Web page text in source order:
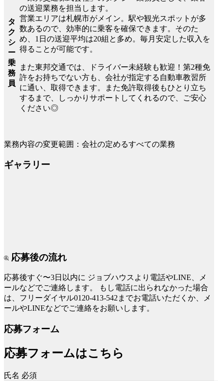
タ
ク
シ
ー
乗
務
員
の送迎業務を担当します。
営業エリアは札幌市がメイン。駅や観光スポットが多
数あるので、効率的に乗客を確保できます。そのた
め、1日の送迎平均は20組と多め。毎月安定した収入を
得ることが可能です。
また東邦交通では、ドライバー未経験も歓迎！第2種免
許をお持ちでない方も、会社が指定する自動車教習所
に通い、取得できます。また免許取得後もひとり立ち
するまで、しっかりサポートしてくれるので、ご安心
ください◎
業務内容の変更範囲：会社の定めるすべての業務
ギャラリー
応募後の流れ
応募後すぐ〜3日以内に ジョブハウスより電話やLINE、メ
ールなどでご連絡します。
もし電話に出られなかった場合
は、フリーダイヤル0120-413-542までお電話いただくか、メ
ールやLINEなどでご連絡をお願いします。
応募フォーム
応募フォームはこちら
氏名 必須